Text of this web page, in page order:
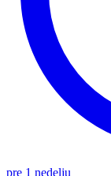
pre 1 nedelju